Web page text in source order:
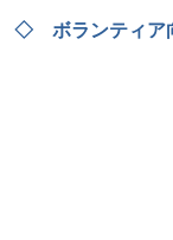
◇ ボランティア